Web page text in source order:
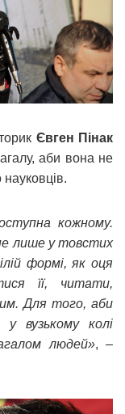
Євген Пінак
аби вона не
кожному.
лише у товстих
формі, як оця
її, читати,
Для того, аби
вузькому колі
людей», –